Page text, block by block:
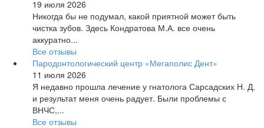
19 июля 2026
Никогда бы не подумал, какой приятной может быть
чистка зубов. Здесь Кондратова М.А. все очень
аккуратно...
Все отзывы
Пародонтологический центр «Мегаполис Дент»
11 июля 2026
Я недавно прошла лечение у гнатолога Сарсадских Н. Д.
и результат меня очень радует. Были проблемы с
ВНЧС,...
Все отзывы